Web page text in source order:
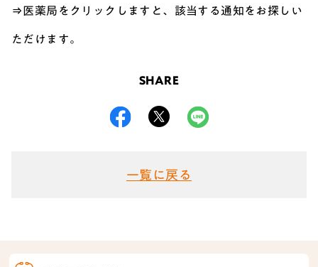
⇒医薬局をクリックしますと、該当する通知をお探しい
ただけます。
SHARE
一覧に戻る